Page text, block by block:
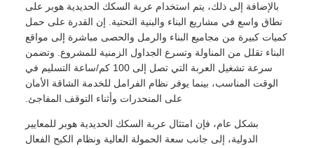
بالإضافة إلى ذلك، يتم استخدام عربة السكك الحديدية هوبر على
نطاق واسع في مشاريع البناء والبنية التحتية. إن القدرة على حمل
كميات كبيرة من مجاميع البناء والرمل والحصى مباشرة إلى مواقع
البناء تقلل من المناولة وتسرع الجداول الزمنية للمشروع. وتضمن
سرعة تشغيل العربة التي تصل إلى 100 كم/ساعة التسليم في
الوقت المناسب، بينما يوفر نظام الفرامل للخدمة الشاقة الأمان
على المنحدرات وأثناء التوقف المفاجئ.
بشكل عام، فإن امتثال عربة السكك الحديدية هوبر للمعايير
الدولية، إلى جانب سعة الحمولة العالية ونظام الكبح الفعال